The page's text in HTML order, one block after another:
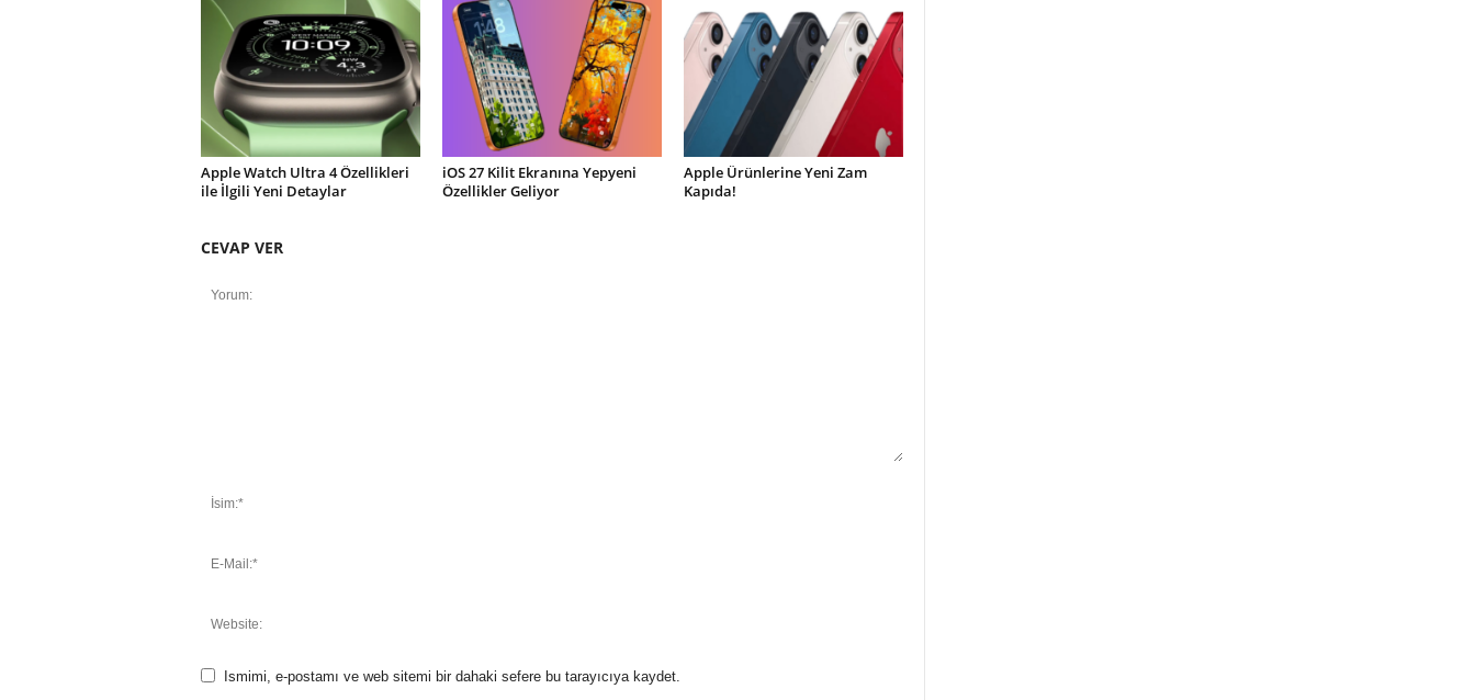
Apple Watch Ultra 4 Özellikleri
ile İlgili Yeni Detaylar
iOS 27 Kilit Ekranına Yepyeni
Özellikler Geliyor
Apple Ürünlerine Yeni Zam
Kapıda!
CEVAP VER
Ismimi, e-postamı ve web sitemi bir dahaki sefere bu tarayıcıya kaydet.